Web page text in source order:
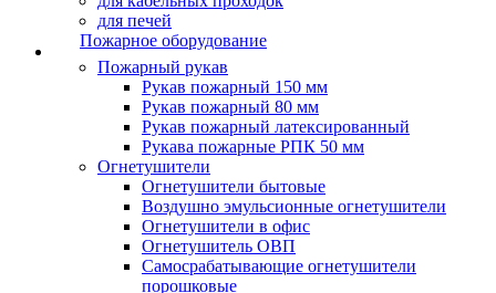
для печей
Пожарное оборудование
Пожарный рукав
Рукав пожарный 150 мм
Рукав пожарный 80 мм
Рукав пожарный латексированный
Рукава пожарные РПК 50 мм
Огнетушители
Огнетушители бытовые
Воздушно эмульсионные огнетушители
Огнетушители в офис
Огнетушитель ОВП
Самосрабатывающие огнетушители
порошковые